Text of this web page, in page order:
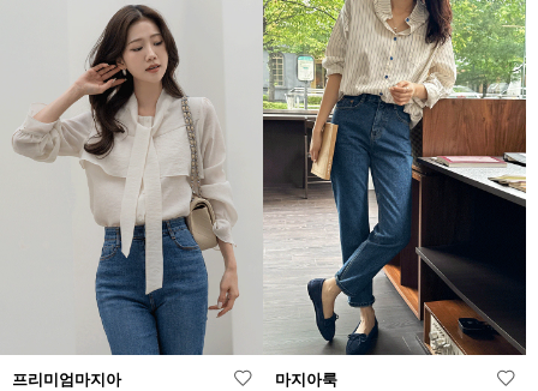
프리미엄마지아 마지아룩